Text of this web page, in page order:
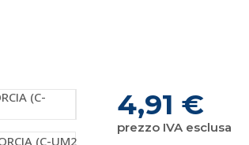
4,91 €
prezzo IVA esclusa